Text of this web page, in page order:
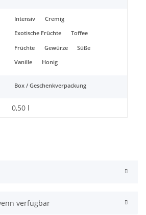
Intensiv Cremig
Exotische Früchte Toffee
Früchte Gewürze Süße
Vanille Honig
Box / Geschenkverpackung
0,50 l
verfügbar